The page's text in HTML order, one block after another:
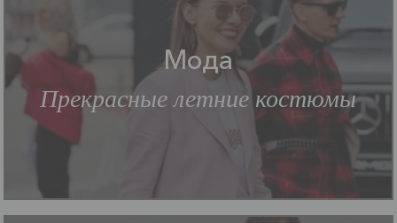
Мода
Прекрасные летние костюмы